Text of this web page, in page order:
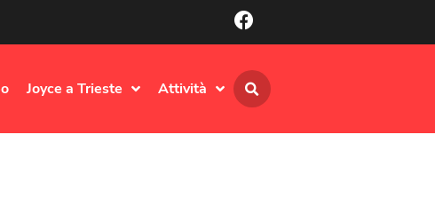
Joyce a Trieste Attività